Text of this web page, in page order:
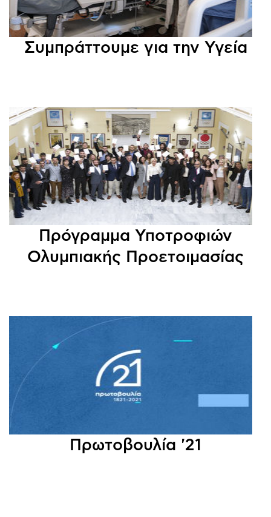
Συμπράττουμε για την Υγεία
Πρόγραμμα Υποτροφιών
Ολυμπιακής Προετοιμασίας
Πρωτοβουλία '21